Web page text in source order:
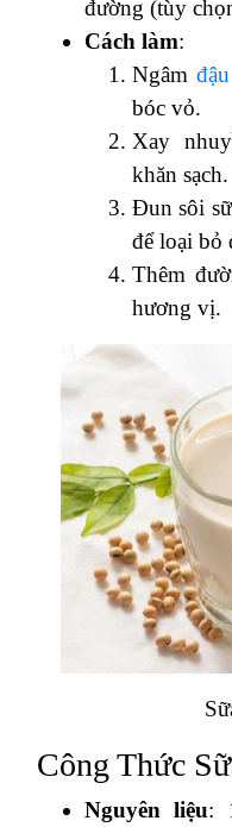
đường (tùy
Cách làm:
Ngâm
bóc vỏ.
Xay
khăn sạch.
Đun sôi
để loại bỏ
Thêm
hương vị.
Công Thức
Nguyên liệu: